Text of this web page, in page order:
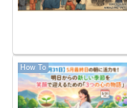
How To